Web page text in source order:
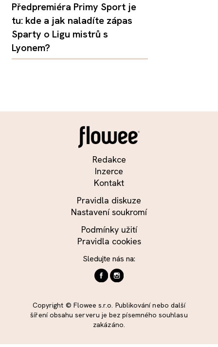
Předpremiéra Primy Sport je
tu: kde a jak naladíte zápas
Sparty o Ligu mistrů s
Lyonem?
Redakce
Inzerce
Kontakt
Pravidla diskuze
Nastavení soukromí
Podmínky užití
Pravidla cookies
Sledujte nás na:
Copyright © Flowee s.r.o. Publikování nebo další
šíření obsahu serveru je bez písemného souhlasu
zakázáno.